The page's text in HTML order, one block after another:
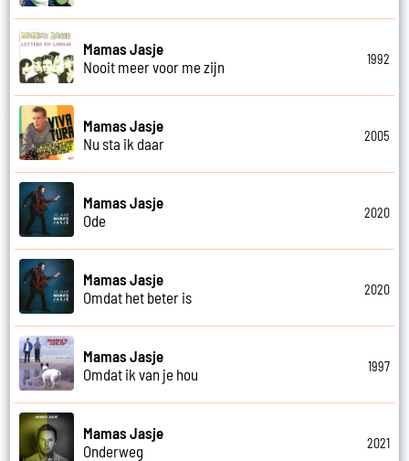
Mamas Jasje
Nooit meer voor me zijn
1992
Mamas Jasje
Nu sta ik daar
2005
Mamas Jasje
Ode
2020
Mamas Jasje
Omdat het beter is
2020
Mamas Jasje
Omdat ik van je hou
1997
Mamas Jasje
Onderweg
2021